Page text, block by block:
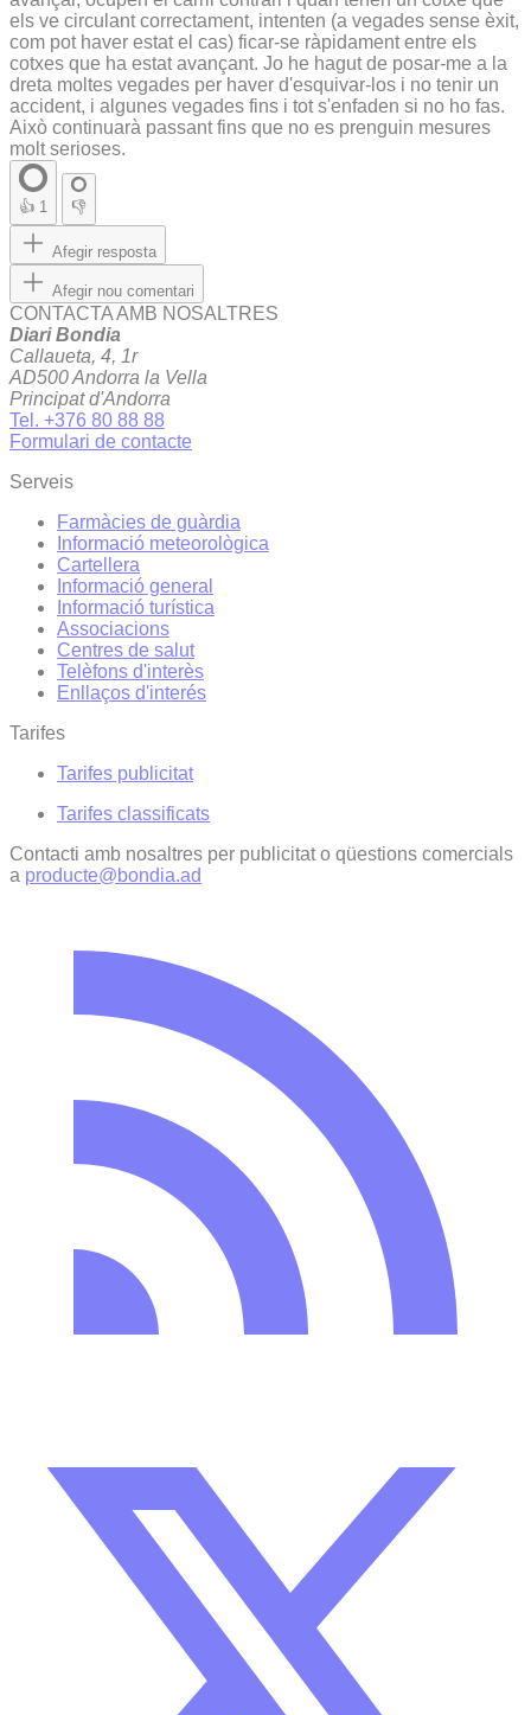
els ve circulant correctament, intenten (a vegades sense èxit,
com pot haver estat el cas) ficar-se ràpidament entre els
cotxes que ha estat avançant. Jo he hagut de posar-me a la
dreta moltes vegades per haver d'esquivar-los i no tenir un
accident, i algunes vegades fins i tot s'enfaden si no ho fas.
Això continuarà passant fins que no es prenguin mesures
molt serioses.
👍 1 👎
Afegir resposta
Afegir nou comentari
CONTACTA AMB NOSALTRES
Diari Bondia
Callaueta, 4, 1r
AD500 Andorra la Vella
Principat d'Andorra
Tel. +376 80 88 88
Formulari de contacte
Serveis
Farmàcies de guàrdia
Informació meteorològica
Cartellera
Informació general
Informació turística
Associacions
Centres de salut
Telèfons d'interès
Enllaços d'interés
Tarifes
Tarifes publicitat
Tarifes classificats
Contacti amb nosaltres per publicitat o qüestions comercials
a producte@bondia.ad